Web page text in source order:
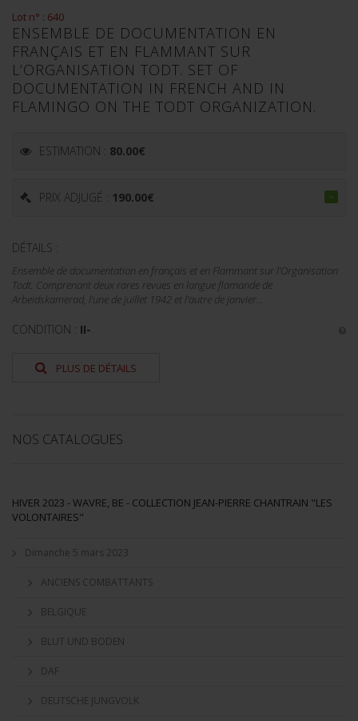
Lot n° : 640
ENSEMBLE DE DOCUMENTATION EN
FRANÇAIS ET EN FLAMMANT SUR
L’ORGANISATION TODT. SET OF
DOCUMENTATION IN FRENCH AND IN
FLAMINGO ON THE TODT ORGANIZATION.
ESTIMATION : 80.00€
PRIX ADJUGÉ : 190.00€
DÉTAILS :
Ensemble de documentation en français et en Flammant sur l’Organisation
Todt. Comprenant deux rares revues en langue flamande de
Arbeidskamerad, l’une de juillet 1942 et l’autre de janvier...
CONDITION : II-
PLUS DE DÉTAILS
NOS CATALOGUES
HIVER 2023 - WAVRE, BE - COLLECTION JEAN-PIERRE CHANTRAIN "LES
VOLONTAIRES"
Dimanche 5 mars 2023
ANCIENS COMBATTANTS
BELGIQUE
BLUT UND BODEN
DAF
DEUTSCHE JUNGVOLK